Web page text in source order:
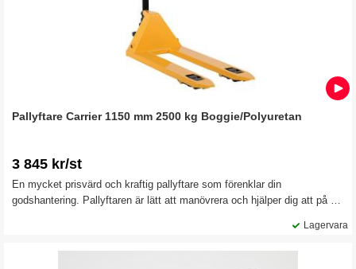
Pallyftare Carrier 1150 mm 2500 kg Boggie/Polyuretan
3 845 kr/st
En mycket prisvärd och kraftig pallyftare som förenklar din
godshantering. Pallyftaren är lätt att manövrera och hjälper dig att på ett
Lagervara